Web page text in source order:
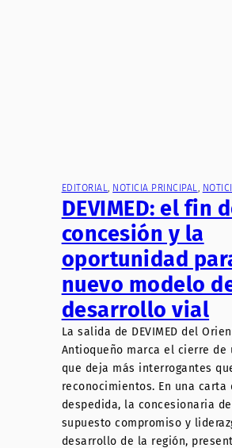
EDITORIAL, NOTICIA PRINCIPAL,
DEVIMED: el fin
concesión y la
oportunidad
nuevo modelo
desarrollo vial
La salida de DEVIMED del
Antioqueño marca el cierre de
que deja más interrogantes
reconocimientos. En una carta
despedida, la concesionaria
supuesto compromiso y
desarrollo de la región,